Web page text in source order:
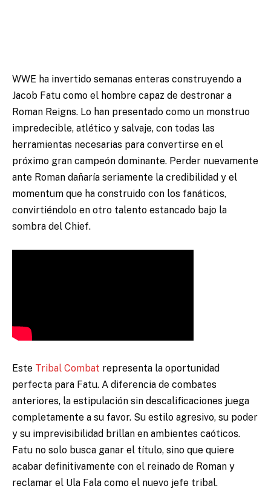
WWE ha invertido semanas enteras construyendo a
Jacob Fatu como el hombre capaz de destronar a
Roman Reigns. Lo han presentado como un monstruo
impredecible, atlético y salvaje, con todas las
herramientas necesarias para convertirse en el
próximo gran campeón dominante. Perder nuevamente
ante Roman dañaría seriamente la credibilidad y el
momentum que ha construido con los fanáticos,
convirtiéndolo en otro talento estancado bajo la
sombra del Chief.
Este Tribal Combat representa la oportunidad
perfecta para Fatu. A diferencia de combates
anteriores, la estipulación sin descalificaciones juega
completamente a su favor. Su estilo agresivo, su poder
y su imprevisibilidad brillan en ambientes caóticos.
Fatu no solo busca ganar el título, sino que quiere
acabar definitivamente con el reinado de Roman y
reclamar el Ula Fala como el nuevo jefe tribal.